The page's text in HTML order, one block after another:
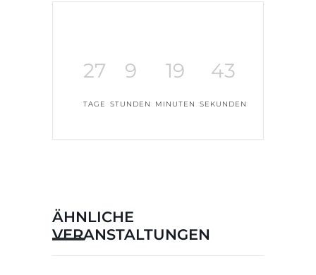
27
TAGE
9
STUNDEN
19
MINUTEN
43
SEKUNDEN
ÄHNLICHE
VERANSTALTUNGEN